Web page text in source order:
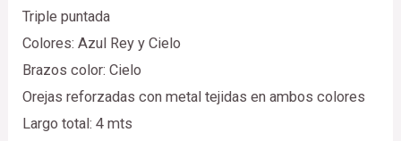
Triple puntada
Colores: Azul Rey y Cielo
Brazos color: Cielo
Orejas reforzadas con metal tejidas en ambos colores
Largo total: 4 mts